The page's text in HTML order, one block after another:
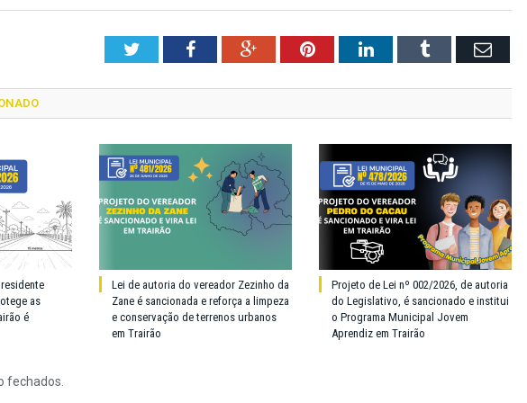
TwitterFacebookGoogle+PinterestLinkedInTumblr Email
as
é
Lei de autoria do vereador Zezinho da
Zane é sancionada e reforça a limpeza
e conservação de terrenos urbanos
em Trairão
Projeto de Lei nº 002/2026, de autoria
do Legislativo, é sancionado e institui
o Programa Municipal Jovem
Aprendiz em Trairão
fechados.